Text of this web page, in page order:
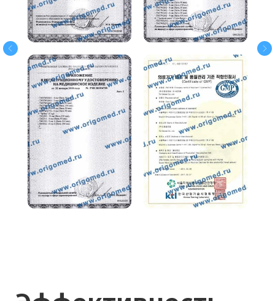
чтобы убедиться в его эффективности.
СВЯЖИТЕСЬ С НАМИ
И ЗАДАЙТЕ ЛЮБОЙ
ВОПРОС
Мы стараемся быть на связи 24/7
и с радостью отвечаем на ваши
вопросы